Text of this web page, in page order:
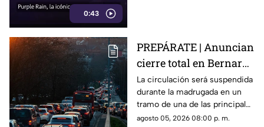
0:43
PREPÁRATE | Anuncian
cierre total en Bernardo
Quintana; este será el
horario
La circulación será suspendida
durante la madrugada en un
tramo de una de las principales
vialidades de Querétaro.
agosto 05, 2026 08:00 p. m.